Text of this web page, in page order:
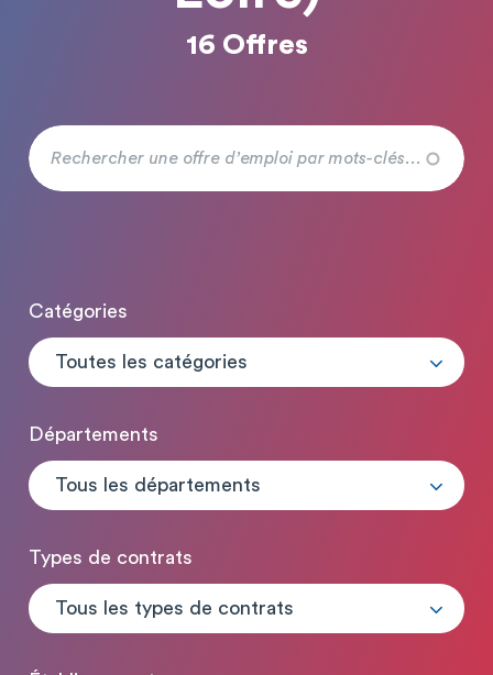
16 Offres
Catégories
Toutes les catégories
Départements
Tous les départements
Types de contrats
Tous les types de contrats